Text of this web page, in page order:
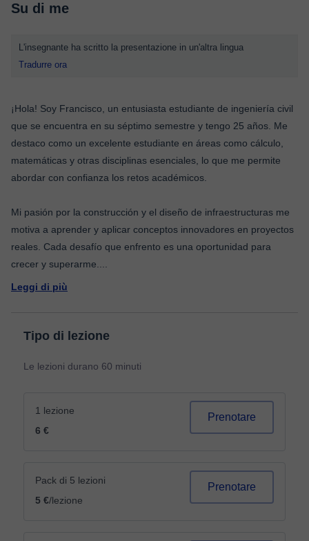
Su di me
L'insegnante ha scritto la presentazione in un'altra lingua
Tradurre ora
¡Hola! Soy Francisco, un entusiasta estudiante de ingeniería civil
que se encuentra en su séptimo semestre y tengo 25 años. Me
destaco como un excelente estudiante en áreas como cálculo,
matemáticas y otras disciplinas esenciales, lo que me permite
abordar con confianza los retos académicos.
Mi pasión por la construcción y el diseño de infraestructuras me
motiva a aprender y aplicar conceptos innovadores en proyectos
reales. Cada desafío que enfrento es una oportunidad para
crecer y superarme.
Leggi di più
Tipo di lezione
Le lezioni durano 60 minuti
1 lezione
6 €
Prenotare
Pack di 5 lezioni
5 €/lezione
Prenotare